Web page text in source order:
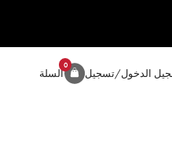
الدخول/تسجيل السلة
0المنتج